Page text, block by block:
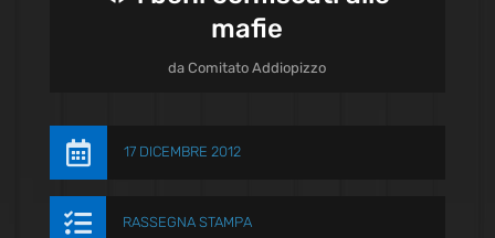
mafie
daComitato Addiopizzo
 17 DICEMBRE 2012
 RASSEGNA STAMPA